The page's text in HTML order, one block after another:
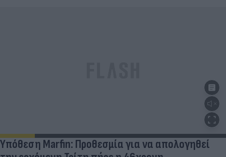
Υπόθεση Marfin: Προθεσμία για να απολογηθεί